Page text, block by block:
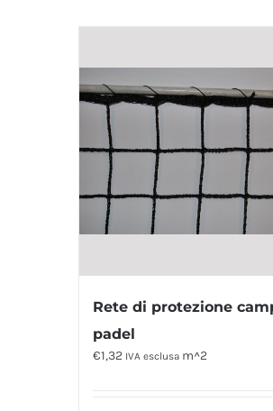
Rete di protezione
padel
€1,32 IVA esclusa m^2